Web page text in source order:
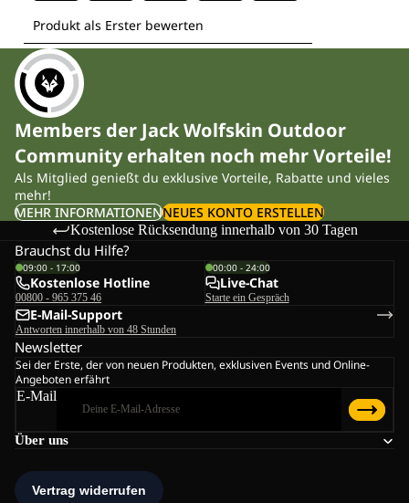
Members der Jack Wolfskin Outdoor
Community erhalten noch mehr Vorteile!
Als Mitglied genießt du exklusive Vorteile, Rabatte und vieles
mehr!
MEHR INFORMATIONENNEUES KONTO ERSTELLEN
Kostenlose Rücksendung innerhalb von 30 Tagen
Über uns
Brauchst du Hilfe?
09:00 - 17:00
Kostenlose Hotline
00800 - 965 375 46
00:00 - 24:00
Live-Chat
Starte ein Gespräch
E-Mail-Support
Antworten innerhalb von 48 Stunden
Newsletter
Sei der Erste, der von neuen Produkten, exklusiven Events und Online-
Angeboten erfährt
E-Mail